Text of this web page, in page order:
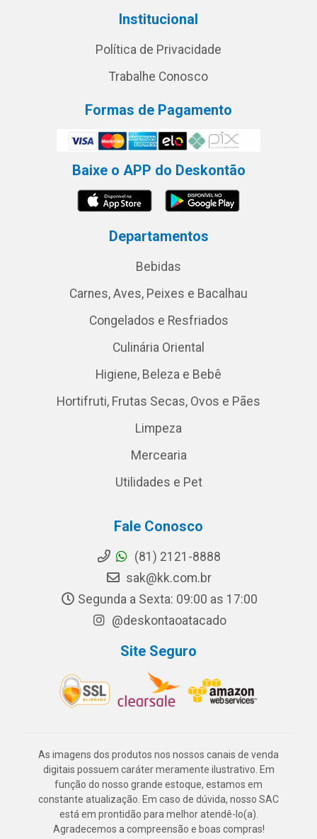
Institucional
Política de Privacidade
Trabalhe Conosco
Formas de Pagamento
Baixe o APP do Deskontão
Departamentos
Bebidas
Carnes, Aves, Peixes e Bacalhau
Congelados e Resfriados
Culinária Oriental
Higiene, Beleza e Bebê
Hortifruti, Frutas Secas, Ovos e Pães
Limpeza
Mercearia
Utilidades e Pet
Fale Conosco
(81) 2121-8888
sak@kk.com.br
Segunda a Sexta: 09:00 as 17:00
@deskontaoatacado
Site Seguro
As imagens dos produtos nos nossos canais de venda
digitais possuem caráter meramente ilustrativo. Em
função do nosso grande estoque, estamos em
constante atualização. Em caso de dúvida, nosso SAC
está em prontidão para melhor atendê-lo(a).
Agradecemos a compreensão e boas compras!